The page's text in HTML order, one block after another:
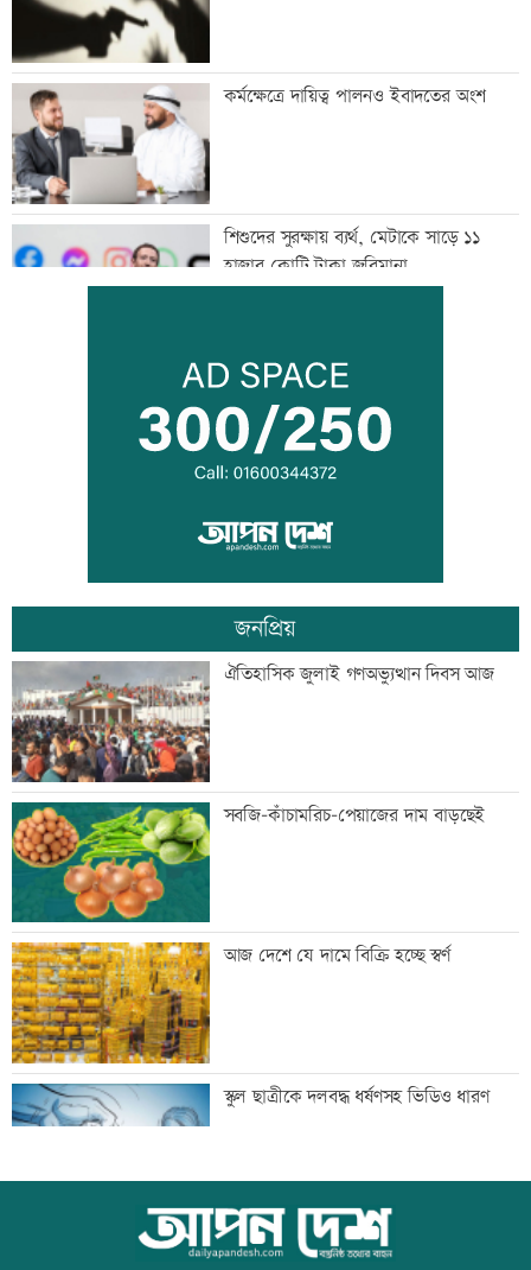
কর্মক্ষেত্রে দায়িত্ব পালনও ইবাদতের অংশ
শিশুদের সুরক্ষায় ব্যর্থ, মেটাকে সাড়ে ১১
হাজার কোটি টাকা জরিমানা
এক দিনের ব্যবধানে কমলো স্বর্ণের দাম, আজ
থেকেই কার্যকর
বগি লাইনচ্যুত, ঢাকা-ময়মনসিংহ রেল চলাচল
বন্ধ
যৌথ প্রতিরক্ষা চুক্তি স্বাক্ষরের পথে সৌদি-
তুরস্ক-পাকিস্তান
বিশ্ববাজারে ফের বাড়ল জ্বালানি তেলের দাম
সিলেটে দুই বাসের সংঘর্ষে প্রাণ গেল
আটজনের
দুপুরের মধ্যে ঝোড়ো হাওয়াসহ বজ্রবৃষ্টি হতে
পারে যেসব অঞ্চলে
ডিএমপির ১২ ঊর্ধ্বতন কর্মকর্তাকে বদলি
জনপ্রিয়
ঐতিহাসিক জুলাই গণঅভ্যুত্থান দিবস আজ
সবজি-কাঁচামরিচ-পেয়াজের দাম বাড়ছেই
আজ দেশে যে দামে বিক্রি হচ্ছে স্বর্ণ
স্কুল ছাত্রীকে দলবদ্ধ ধর্ষণসহ ভিডিও ধারণ
আজ বিশ্ব বন্ধু দিবস